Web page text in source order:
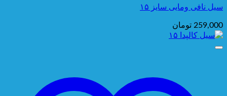
سیل نافی ومایی سایز ۱۵
259,000 تومان